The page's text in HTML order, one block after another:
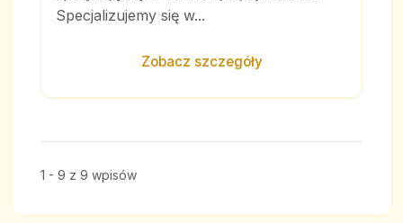
Specjalizujemy się w...
Zobacz szczegóły
1 - 9 z 9 wpisów